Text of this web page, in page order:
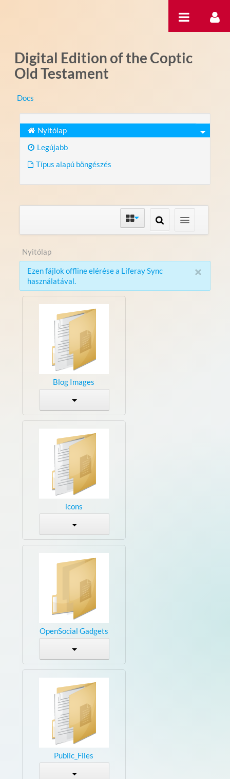
Digital Edition of the Coptic
Old Testament
Docs
Nyitólap
Legújabb
Típus alapú böngészés
Nyitólap
×
Ezen fájlok offline elérése a Liferay Sync
használatával.
Blog Images
icons
OpenSocial Gadgets
Public_Files